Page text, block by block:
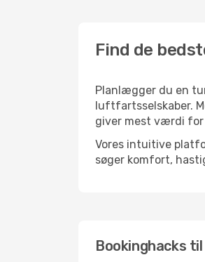
Find de
Planlægger du en
luftfartsselskaber.
giver mest værdi for
Vores intuitive
søger komfort,
Bookinghacks